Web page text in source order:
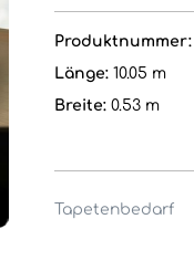
Produktnummer:
Länge: 10.05 m
Breite: 0.53 m
Tapetenbedarf